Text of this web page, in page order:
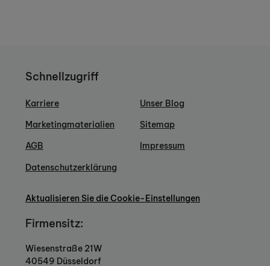
Schnellzugriff
Karriere
Marketingmaterialien
AGB
Datenschutzerklärung
Unser Blog
Sitemap
Impressum
Aktualisieren Sie die Cookie-Einstellungen
Firmensitz:
Wiesenstraße 21W
40549 Düsseldorf